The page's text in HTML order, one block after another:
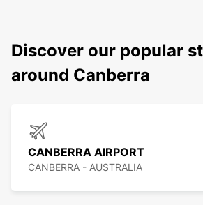
Discover our popular
around Canberra
CANBERRA AIRPORT
CANBERRA - AUSTRALIA